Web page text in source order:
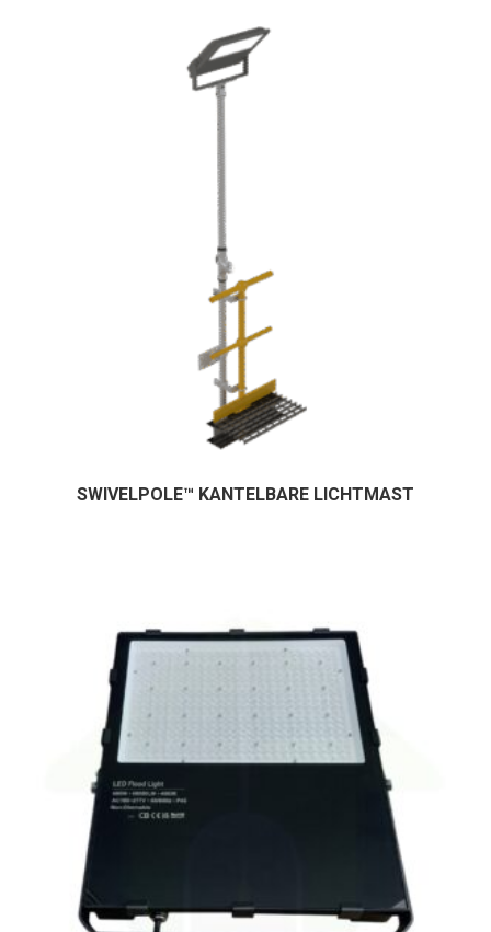
SWIVELPOLE™ KANTELBARE LICHTMAST